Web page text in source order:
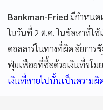
Bankman-Fried มีกำหนด
ในวันที่ 2 ต.ค. ในข้อหาที่ใ
ดอลลาร์ในทางที่ผิด อัยการ
ฟุ่มเฟือยที่ซื้อด้วยเงินที่ขโม
เงินที่หายไปนั้นเป็นความผิ